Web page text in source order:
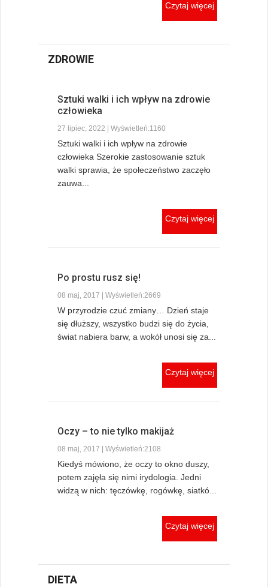
Czytaj więcej
ZDROWIE
Sztuki walki i ich wpływ na zdrowie
człowieka
27 lipiec, 2022 | Wyświetleń:1160
Sztuki walki i ich wpływ na zdrowie
człowieka Szerokie zastosowanie sztuk
walki sprawia, że społeczeństwo zaczęło
zauwa...
Czytaj więcej
Po prostu rusz się!
08 maj, 2017 | Wyświetleń:2669
W przyrodzie czuć zmiany… Dzień staje
się dłuższy, wszystko budzi się do życia,
świat nabiera barw, a wokół unosi się za...
Czytaj więcej
Oczy – to nie tylko makijaż
08 maj, 2017 | Wyświetleń:2108
Kiedyś mówiono, że oczy to okno duszy,
potem zajęła się nimi irydologia. Jedni
widzą w nich: tęczówkę, rogówkę, siatkó...
Czytaj więcej
DIETA